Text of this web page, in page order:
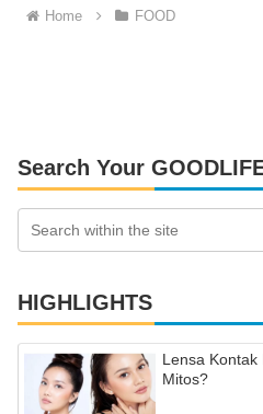
Home FOOD
Search Your
HIGHLIGHTS
Lensa Kontak
Mitos?